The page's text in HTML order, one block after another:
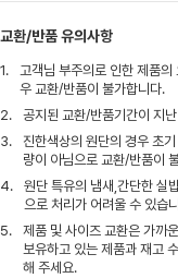
교환/반품 유의사항
1.
고객님 부주의로 인한 제품
우 교환/반품이 불가합니다.
2.
공지된 교환/반품기간이 지
3.
진한색상의 원단의 경우 초
량이 아님으로 교환/반품이
4.
원단 특유의 냄새,간단한 실
으로 처리가 어려울 수 있습
5.
제품 및 사이즈 교환은 가까
보유하고 있는 제품과 재고
해 주세요.